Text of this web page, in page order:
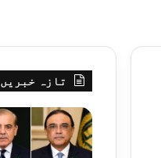
تازہ خبریں